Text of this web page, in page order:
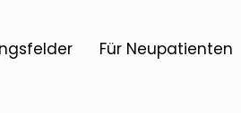
Für Neupatienten